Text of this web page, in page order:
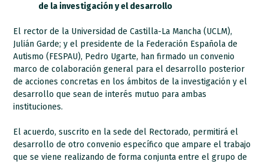
de la investigación y el desarrollo
El rector de la Universidad de Castilla-La Mancha (UCLM),
Julián Garde; y el presidente de la Federación Española de
Autismo (FESPAU), Pedro Ugarte, han firmado un convenio
marco de colaboración general para el desarrollo posterior
de acciones concretas en los ámbitos de la investigación y el
desarrollo que sean de interés mutuo para ambas
instituciones.
El acuerdo, suscrito en la sede del Rectorado, permitirá el
desarrollo de otro convenio específico que ampare el trabajo
que se viene realizando de forma conjunta entre el grupo de